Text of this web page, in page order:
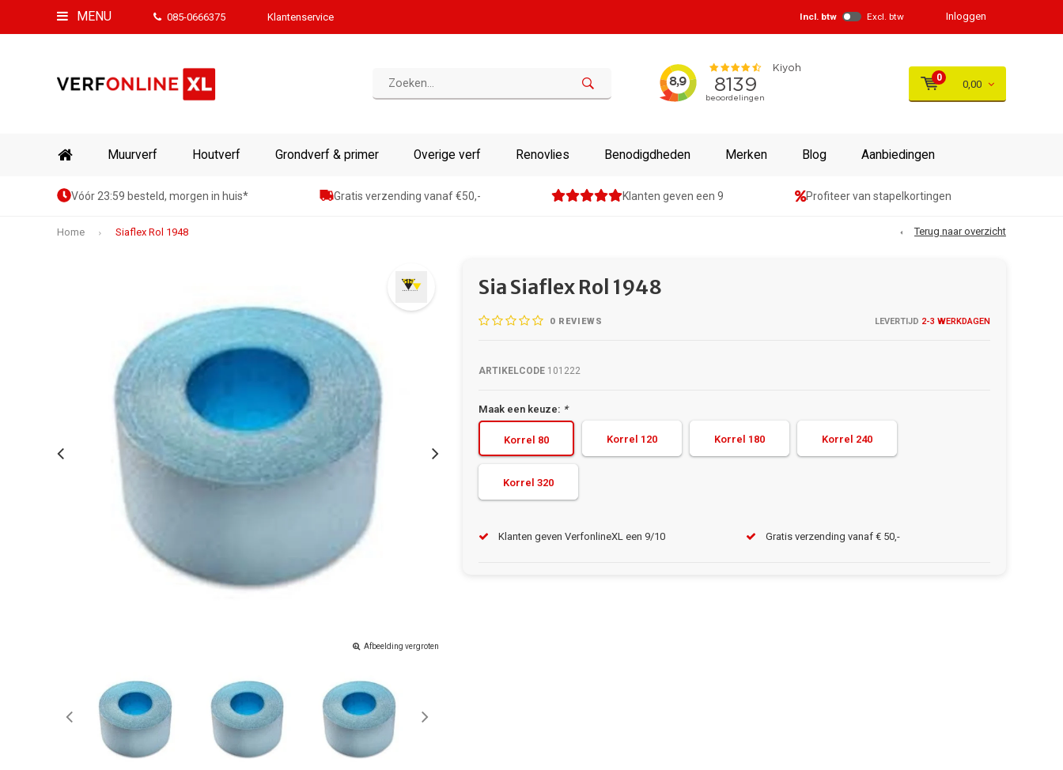
MENU 085-0666375 Klantenservice Incl. btw Excl. btw Inloggen
0
0,00
Muurverf Houtverf Grondverf & primer Overige verf Renovlies Benodigdheden Merken Blog Aanbiedingen
Vóór 23:59 besteld, morgen in huis* Gratis verzending vanaf €50,- Klanten geven een 9 Profiteer van stapelkortingen
Home Siaflex Rol 1948 Terug naar overzicht
Afbeelding vergroten
Sia Siaflex Rol 1948
0REVIEWS LEVERTIJD 2-3 WERKDAGEN
ARTIKELCODE101222
Maak een keuze: *
Korrel 80 Korrel 120 Korrel 180 Korrel 240
Korrel 320
Klanten geven VerfonlineXL een 9/10 Gratis verzending vanaf € 50,-